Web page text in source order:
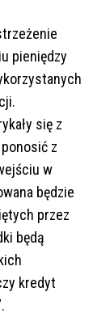
pieniędzy
się z
z
w
będzie
przez
będą
kredyt